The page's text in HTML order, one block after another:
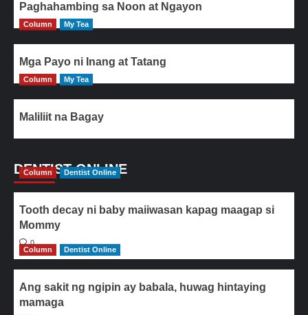
Paghahambing sa Noon at Ngayon
Column My Tea
Mga Payo ni Inang at Tatang
Column My Tea
Maliliit na Bagay
DENTIST ONLINE
Column Dentist Online
Tooth decay ni baby maiiwasan kapag maagap si
Mommy
0
Column
Dentist Online
Ang sakit ng ngipin ay babala, huwag hintaying
mamaga